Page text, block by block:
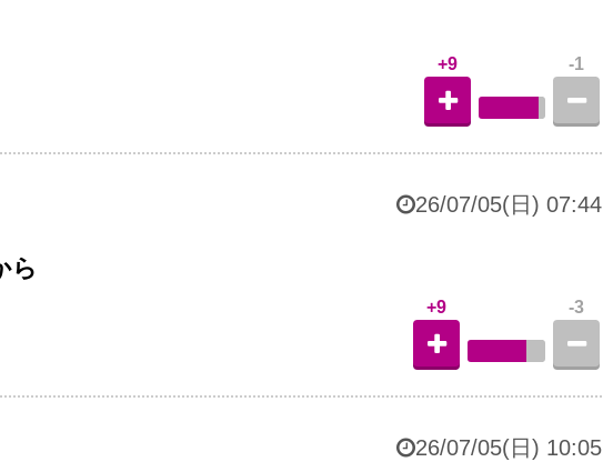
-1
+9
26/07/05(日) 07:44
ら
-3
+9
26/07/05(日) 10:05